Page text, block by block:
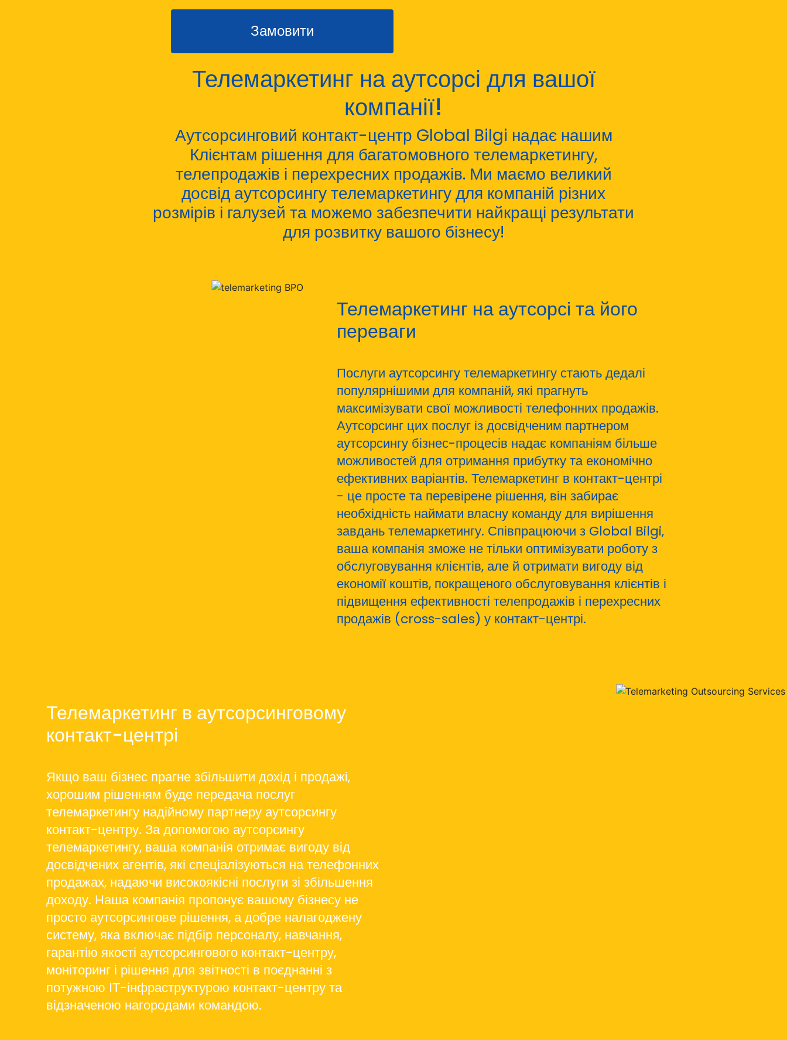
Замовити
Телемаркетинг на аутсорсі для вашої
компанії!
Аутсорсинговий контакт-центр Global Bilgi надає нашим
Клієнтам рішення для багатомовного телемаркетингу,
телепродажів і перехресних продажів. Ми маємо великий
досвід аутсорсингу телемаркетингу для компаній різних
розмірів і галузей та можемо забезпечити найкращі результати
для розвитку вашого бізнесу!
Телемаркетинг на аутсорсі та його
переваги
Послуги аутсорсингу телемаркетингу стають дедалі
популярнішими для компаній, які прагнуть
максимізувати свої можливості телефонних продажів.
Аутсорсинг цих послуг із досвідченим партнером
аутсорсингу бізнес-процесів надає компаніям більше
можливостей для отримання прибутку та економічно
ефективних варіантів. Телемаркетинг в контакт-центрі
- це просте та перевірене рішення, він забирає
необхідність наймати власну команду для вирішення
завдань телемаркетингу. Співпрацюючи з Global Bilgi,
ваша компанія зможе не тільки оптимізувати роботу з
обслуговування клієнтів, але й отримати вигоду від
економії коштів, покращеного обслуговування клієнтів і
підвищення ефективності телепродажів і перехресних
продажів (cross-sales) у контакт-центрі.
Телемаркетинг в аутсорсинговому
контакт-центрі
Якщо ваш бізнес прагне збільшити дохід і продажі,
хорошим рішенням буде передача послуг
телемаркетингу надійному партнеру аутсорсингу
контакт-центру. За допомогою аутсорсингу
телемаркетингу, ваша компанія отримає вигоду від
досвідчених агентів, які спеціалізуються на телефонних
продажах, надаючи високоякісні послуги зі збільшення
доходу. Наша компанія пропонує вашому бізнесу не
просто аутсорсингове рішення, а добре налагоджену
систему, яка включає підбір персоналу, навчання,
гарантію якості аутсорсингового контакт-центру,
моніторинг і рішення для звітності в поєднанні з
потужною ІТ-інфраструктурою контакт-центру та
відзначеною нагородами командою.